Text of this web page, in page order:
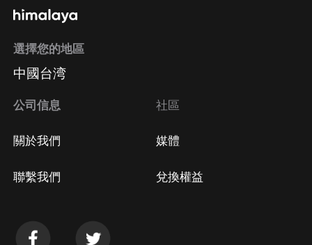
選擇您的地區
中國台湾
公司信息
關於我們
聯繫我們
社區
媒體
兌換權益